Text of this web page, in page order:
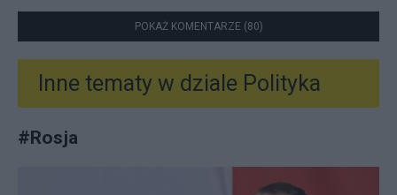
POKAŻ KOMENTARZE (80)
Inne tematy w dziale Polityka
#Rosja